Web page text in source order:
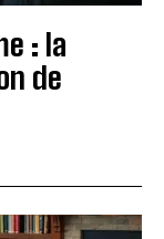
: la
de